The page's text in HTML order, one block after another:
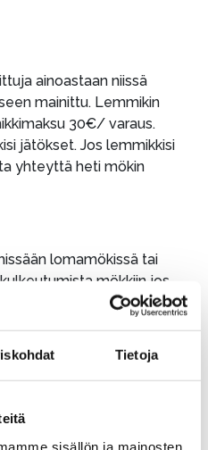
Tietoja
sisällön ja mainosten
ainoastaan niissä
mainittu. Lemmikin
30€/ varaus.
jätökset. Jos lemmikkisi
yhteyttä heti mökin
lomamökissä tai
mökkiin jos
jne, koska
siivoaa jälkensä, ei ole
pihahangesta Sinun